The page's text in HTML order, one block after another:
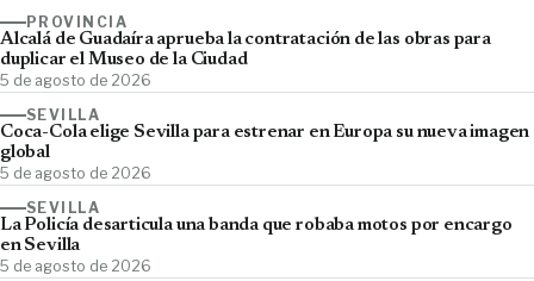
PROVINCIA
Alcalá de Guadaíra aprueba la contratación de las obras para
duplicar el Museo de la Ciudad
5 de agosto de 2026
SEVILLA
Coca-Cola elige Sevilla para estrenar en Europa su nueva imagen
global
5 de agosto de 2026
SEVILLA
La Policía desarticula una banda que robaba motos por encargo
en Sevilla
5 de agosto de 2026